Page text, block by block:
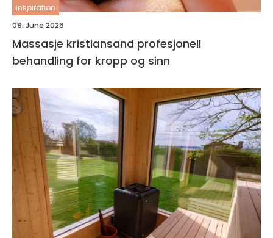
inspiration
09. June 2026
Massasje kristiansand profesjonell
behandling for kropp og sinn